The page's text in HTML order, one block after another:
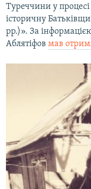
Туреччини у
історичну
рр.)». За
Аблятіфов мав